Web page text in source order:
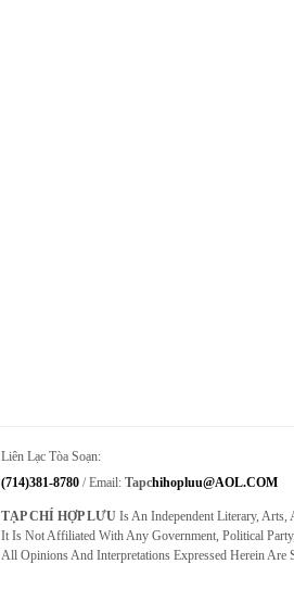
Liên Lạc Tòa Soạn:
(714)381-8780 / Email: TapcHihopluu@AOL.COM
TẠP CHÍ HỢP LƯU Is An Independent Literary, Arts,
It Is Not Affiliated With Any Government, Political
All Opinions And Interpretations Expressed Herein Are